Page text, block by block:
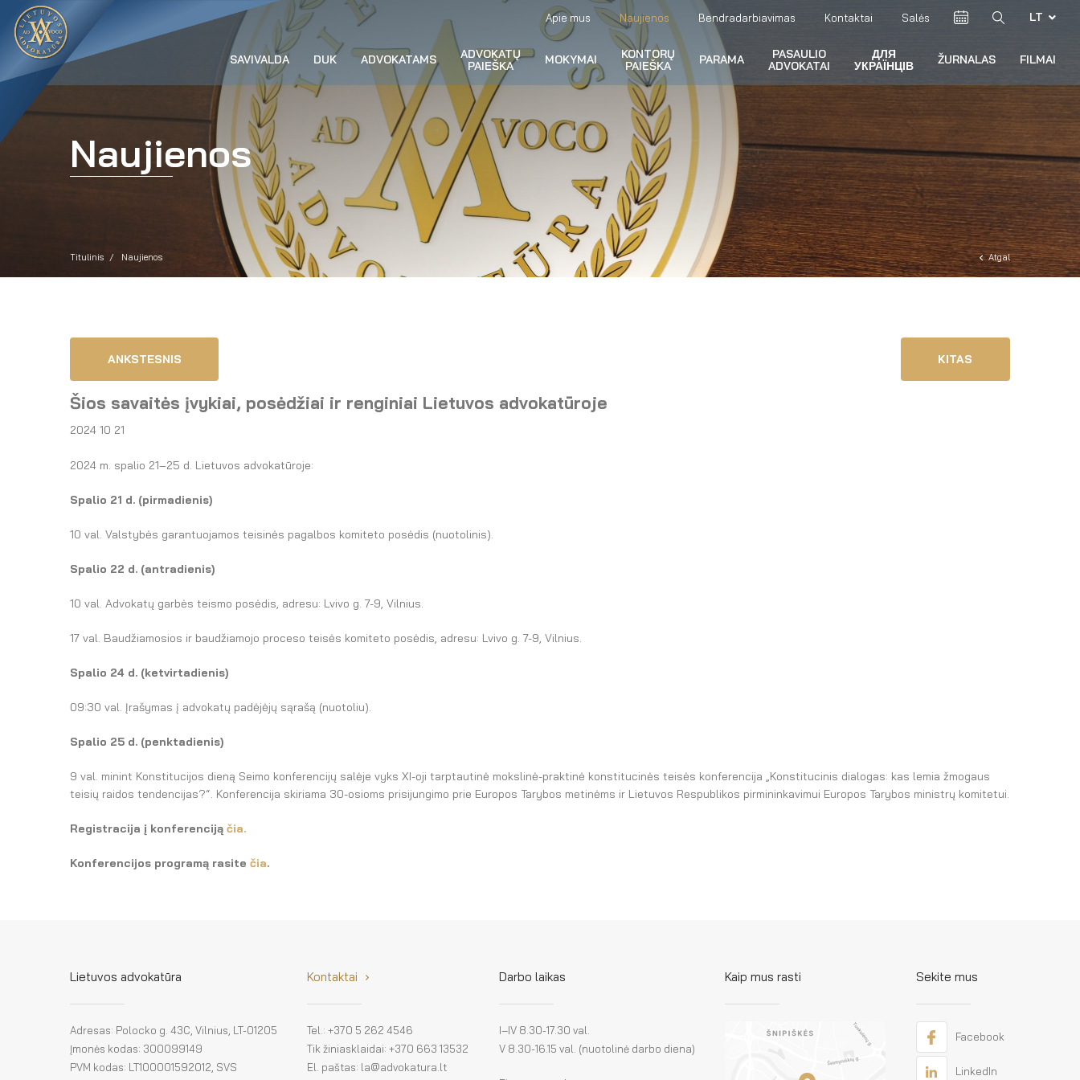
Apie mus Naujienos Bendradarbiavimas Kontaktai Salės LT
SAVIVALDA DUK ADVOKATAMS
ADVOKATŲ
PAIEŠKA
MOKYMAI
KONTORŲ
PAIEŠKA
PARAMA
PASAULIO
ADVOKATAI
ДЛЯ
УКРАЇНЦІВ
ŽURNALAS FILMAI
Naujienos
Titulinis Naujienos Atgal
ANKSTESNIS KITAS
Šios savaitės įvykiai, posėdžiai ir renginiai Lietuvos advokatūroje
2024 10 21
2024 m. spalio 21–25 d. Lietuvos advokatūroje:
Spalio 21 d. (pirmadienis)
10 val. Valstybės garantuojamos teisinės pagalbos komiteto posėdis (nuotolinis).
Spalio 22 d. (antradienis)
10 val. Advokatų garbės teismo posėdis, adresu: Lvivo g. 7-9, Vilnius.
17 val. Baudžiamosios ir baudžiamojo proceso teisės komiteto posėdis, adresu: Lvivo g. 7-9, Vilnius.
Spalio 24 d. (ketvirtadienis)
09:30 val. Įrašymas į advokatų padėjėjų sąrašą (nuotoliu).
Spalio 25 d. (penktadienis)
9 val. minint Konstitucijos dieną Seimo konferencijų salėje vyks XI-oji tarptautinė mokslinė-praktinė konstitucinės teisės konferencija „Konstitucinis dialogas: kas lemia žmogaus
teisių raidos tendencijas?“. Konferencija skiriama 30-osioms prisijungimo prie Europos Tarybos metinėms ir Lietuvos Respublikos pirmininkavimui Europos Tarybos ministrų komitetui.
Registracija į konferenciją čia.
Konferencijos programą rasite čia.
Lietuvos advokatūra
Adresas: Polocko g. 43C, Vilnius, LT-01205
Įmonės kodas: 300099149
PVM kodas: LT100001592012, SVS
Kontaktai
Tel.: +370 5 262 4546
Tik žiniasklaidai: +370 663 13532
El. paštas: la@advokatura.lt
Darbo laikas
I–IV 8.30-17.30 val.
V 8.30-16.15 val. (nuotolinė darbo diena)
Kaip mus rasti Sekite mus
Facebook
LinkedIn